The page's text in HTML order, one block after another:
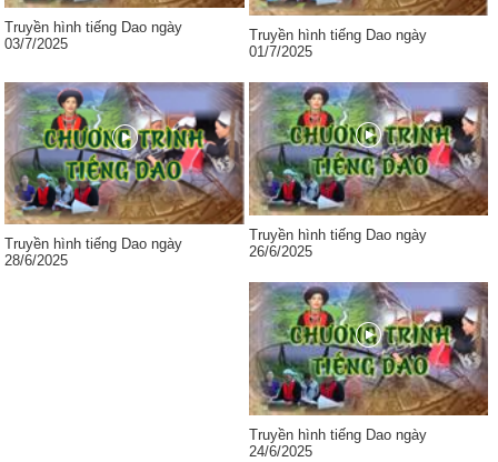
Truyền hình tiếng Dao ngày
03/7/2025
Truyền hình tiếng Dao ngày
01/7/2025
Truyền hình tiếng Dao ngày
28/6/2025
Truyền hình tiếng Dao ngày
26/6/2025
Truyền hình tiếng Dao ngày
24/6/2025